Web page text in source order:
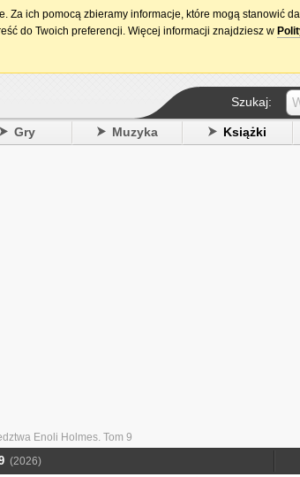
15. urodziny
Szukaj:
Gry Muzyka Książki
Enoli Holmes. Tom 9
(2026)
Za ich pomocą zbieramy informacje, które mogą stanowić
do Twoich preferencji. Więcej informacji znajdziesz w